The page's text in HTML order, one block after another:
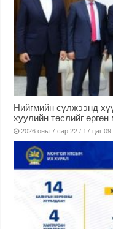
Нийгмийн сүлжээнд
хуулийн төслийг
2026 оны 7 сар 22 / 17 цаг